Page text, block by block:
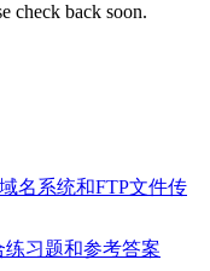
check back soon.
名系统和FTP文件传
练习题和参考答案